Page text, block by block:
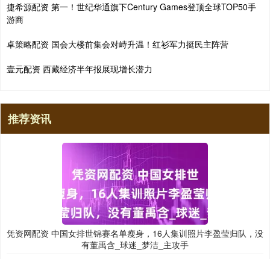
捷希源配资 第一！世纪华通旗下Century Games登顶全球TOP50手
游商
卓策略配资 国会大楼前集会对峙升温！红衫军力挺民主阵营
壹元配资 西藏经济半年报展现增长潜力
推荐资讯
凭资网配资 中国女排世锦赛名单瘦身，16人集训照片李盈莹归队，没
有董禹含_球迷_梦洁_主攻手